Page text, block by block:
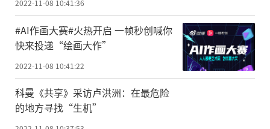
2022-11-08 10:41:36
#AI作画大赛#火热开启 一帧秒创喊你
快来投递“绘画大作”
2022-11-08 10:41:22
科曼《共享》采访卢洪洲：在最危险
的地方寻找“生机”